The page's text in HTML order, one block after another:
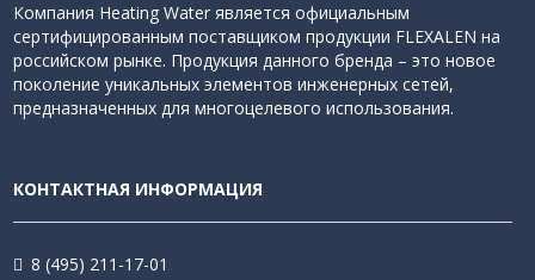
Компания Heating Water является официальным
сертифицированным поставщиком продукции FLEXALEN на
российском рынке. Продукция данного бренда – это новое
поколение уникальных элементов инженерных сетей,
предназначенных для многоцелевого использования.
КОНТАКТНАЯ ИНФОРМАЦИЯ
8 (495) 211-17-01